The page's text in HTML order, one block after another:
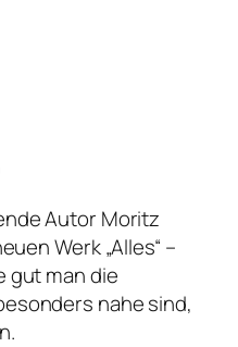
Autor Moritz
Werk „Alles“ –
gut man die
nahe sind,